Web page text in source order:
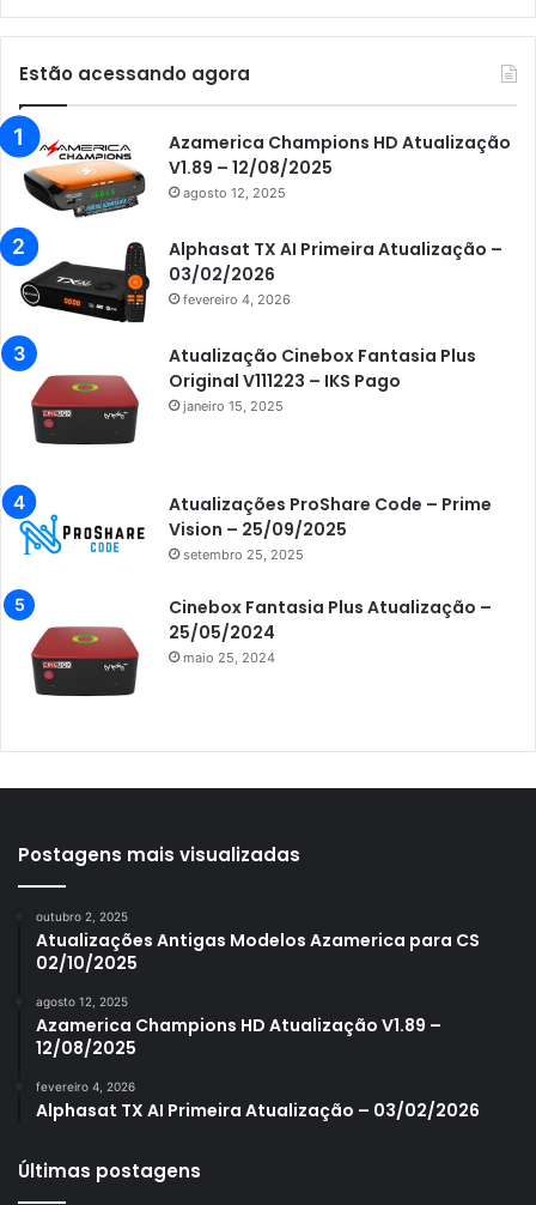
Audisat K10 Urus
Audisat K30 Aventador
Azamerica
Azamerica Beats
Azamerica Champions
Azamerica Champions IPTV
Azamerica Extremo IPTV
Azamerica F92 Plus
Azamerica Gold
Azamerica i7 IPTV
Azamerica King
Azamerica King GX PRO
Azamerica King IPTV
Azamerica Mobi
Azamerica S1005
Azamerica S1006 Plus
Azamerica S1007 New
Azamerica S1009
Azamerica S2005
Estão acessando agora
Azamerica Champions HD Atualização
V1.89 – 12/08/2025
agosto 12, 2025
Alphasat TX AI Primeira Atualização –
03/02/2026
fevereiro 4, 2026
Atualização Cinebox Fantasia Plus
Original V111223 – IKS Pago
janeiro 15, 2025
Atualizações ProShare Code – Prime
Vision – 25/09/2025
setembro 25, 2025
Cinebox Fantasia Plus Atualização –
25/05/2024
maio 25, 2024
Postagens mais visualizadas
outubro 2, 2025
Atualizações Antigas Modelos Azamerica para CS
02/10/2025
agosto 12, 2025
Azamerica Champions HD Atualização V1.89 –
12/08/2025
fevereiro 4, 2026
Alphasat TX AI Primeira Atualização – 03/02/2026
Últimas postagens